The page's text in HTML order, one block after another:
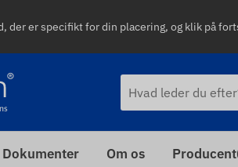
der er specifikt for din placering, og klik på
Dokumenter Om os